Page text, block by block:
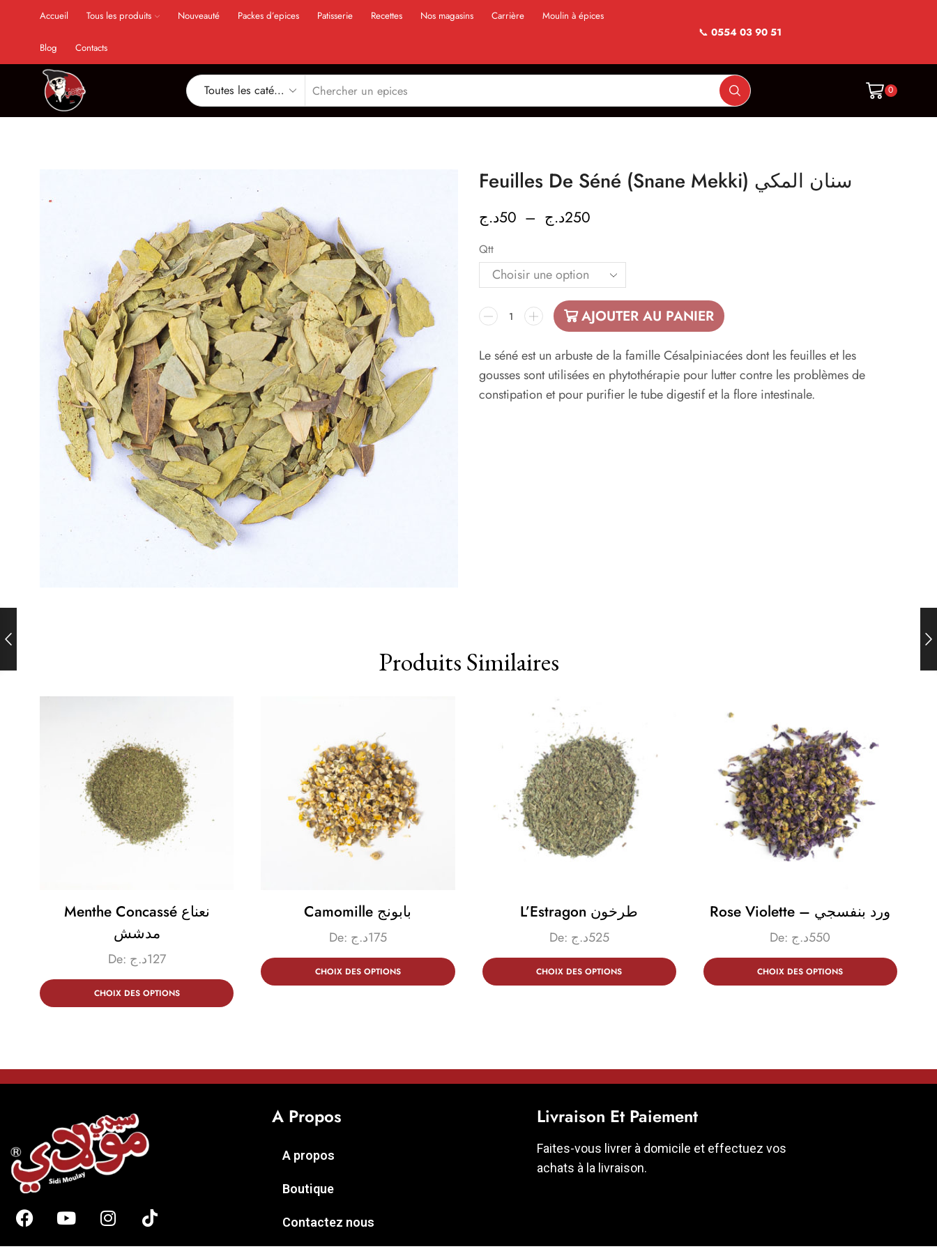
Accueil Tous les produits Nouveauté Packes d’epices Patisserie Recettes Nos magasins Carrière Moulin à épices
Blog Contacts
📞 0554 03 90 51
0
Feuilles De Séné (Snane Mekki) سنان المكي
50د.ج – 250د.ج
Qtt
AJOUTER AU PANIER
Le séné est un arbuste de la famille Césalpiniacées dont les feuilles et les
gousses sont utilisées en phytothérapie pour lutter contre les problèmes de
constipation et pour purifier le tube digestif et la flore intestinale.
Produits Similaires
Menthe Concassé نعناع
مدشش
De: 127د.ج
CHOIX DES OPTIONS
Camomille بابونج
De: 175د.ج
CHOIX DES OPTIONS
L’Estragon طرخون
De: 525د.ج
CHOIX DES OPTIONS
Rose Violette – ورد بنفسجي
De: 550د.ج
CHOIX DES OPTIONS
A Propos
A propos
Boutique
Contactez nous
Livraison Et Paiement
Faites-vous livrer à domicile et effectuez vos
achats à la livraison.